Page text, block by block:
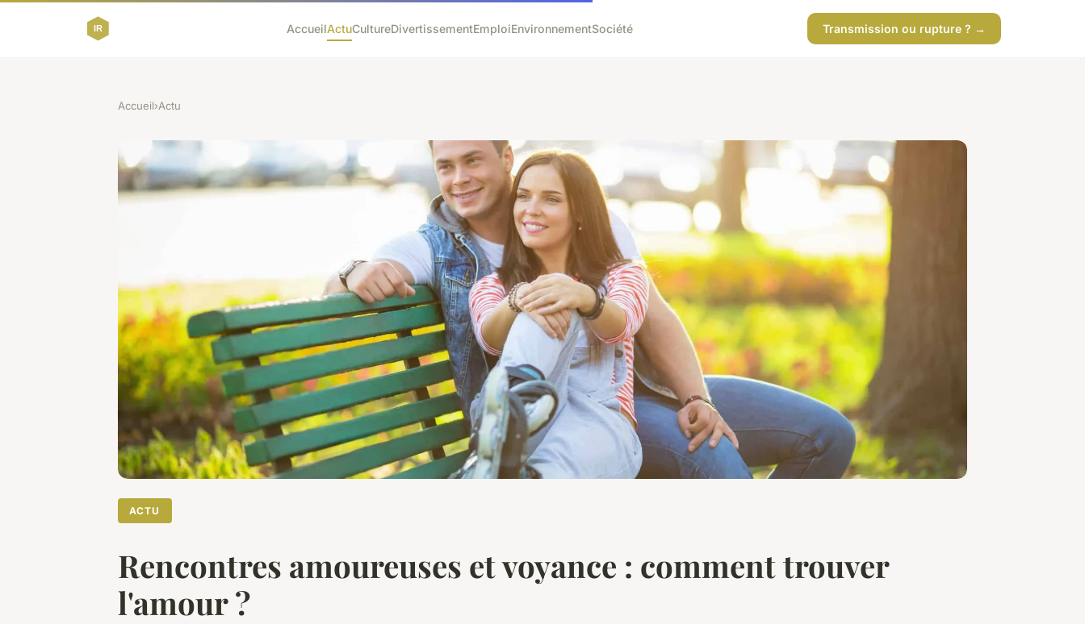
AccueilActuCultureDivertissementEmploiEnvironnementSociété Transmission ou rupture ? →
Accueil›Actu
ACTU
Rencontres amoureuses et voyance : comment trouver
l'amour ?